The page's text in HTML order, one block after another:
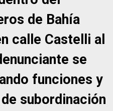
de Bahía
calle Castelli al
se
funciones y
subordinación